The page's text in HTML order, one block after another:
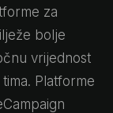
za
bolje
vrijednost
Platforme